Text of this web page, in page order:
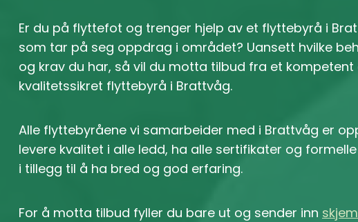
Er du på flyttefot og trenger hjelp av et flyttebyrå i
som tar på seg oppdrag i området? Uansett hvilke
og krav du har, så vil du motta tilbud fra et kompetent
kvalitetssikret flyttebyrå i Brattvåg.
Alle flyttebyråene vi samarbeider med i Brattvåg er
levere kvalitet i alle ledd, ha alle sertifikater og
i tillegg til å ha bred og god erfaring.
For å motta tilbud fyller du bare ut og sender inn